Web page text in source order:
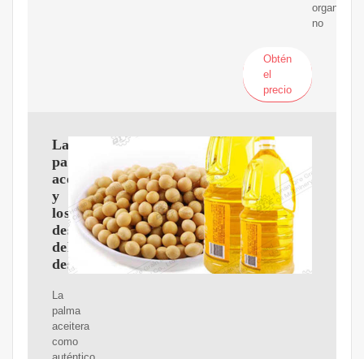
no
Obtén
el
precio
La
palma
aceitera
y
los
desafíos
del
desarrollo
La
palma
aceitera
como